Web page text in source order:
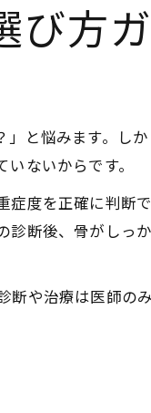
び方
と悩みます。し
ないからです。
度を正確に判断
断後、骨がしっ
や治療は医師の